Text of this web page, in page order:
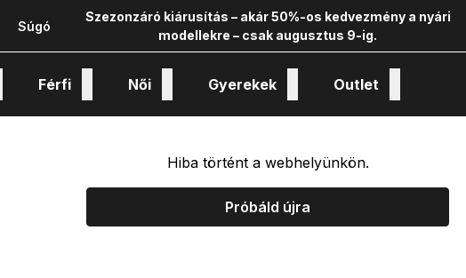
Súgó
Szezonzáró kiárusítás – akár 50%-os kedvezmény a nyári
modellekre – csak augusztus 9-ig.
Férfi Női Gyerekek Outlet
Hiba történt a webhelyünkön.
Próbáld újra